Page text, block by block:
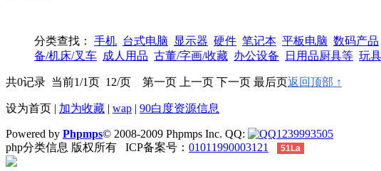
分类查找： 手机 台式电脑 显示器 硬件 笔记本 平板电脑 数码产品
备/机床/叉车 成人用品 古董/字画/收藏 办公设备 日用品厨具等 玩具
返回顶部 ↑
共0记录 当前1/1页 12/页 第一页 上一页 下一页 最后页
设为首页 | 加为收藏 | wap | 90白度资源信息
Powered by Phpmps© 2008-2009 Phpmps Inc. QQ:
1239993505
php分类信息 版权所有 ICP备案号： 01011990003121 51La